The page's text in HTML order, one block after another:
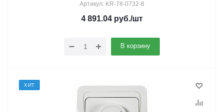
Артикул: KR-78-0732-8
4 891.04 руб./шт
В корзину
ХИТ